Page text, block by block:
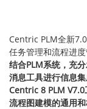
Centric PLM全新
任务管理和流程进
结合PLM系统，充
消息工具进行信息
Centric 8 PLM
流程图建模的通用